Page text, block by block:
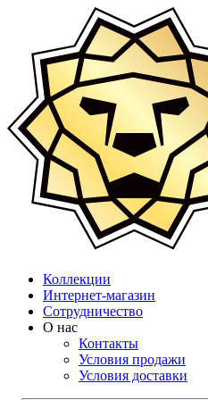
Коллекции
Интернет-магазин
Сотрудничество
О нас
Контакты
Условия продажи
Условия доставки